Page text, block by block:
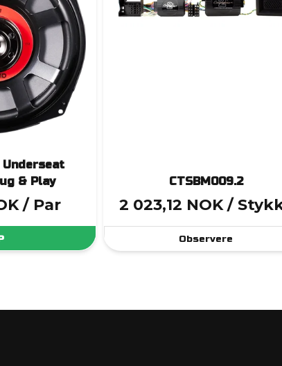
Underseat
& Play
/ Par
CTSBM009.2
2 023,12 NOK /
Observere